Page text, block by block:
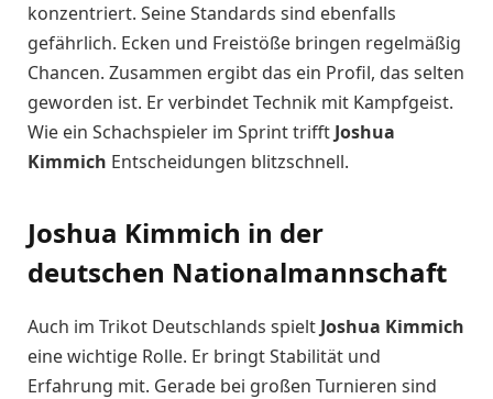
konzentriert. Seine Standards sind ebenfalls
gefährlich. Ecken und Freistöße bringen regelmäßig
Chancen. Zusammen ergibt das ein Profil, das selten
geworden ist. Er verbindet Technik mit Kampfgeist.
Wie ein Schachspieler im Sprint trifftJoshua
Kimmich Entscheidungen blitzschnell.
Joshua Kimmich in der
deutschen Nationalmannschaft
Auch im Trikot Deutschlands spielt Joshua Kimmich
eine wichtige Rolle. Er bringt Stabilität und
Erfahrung mit. Gerade bei großen Turnieren sind